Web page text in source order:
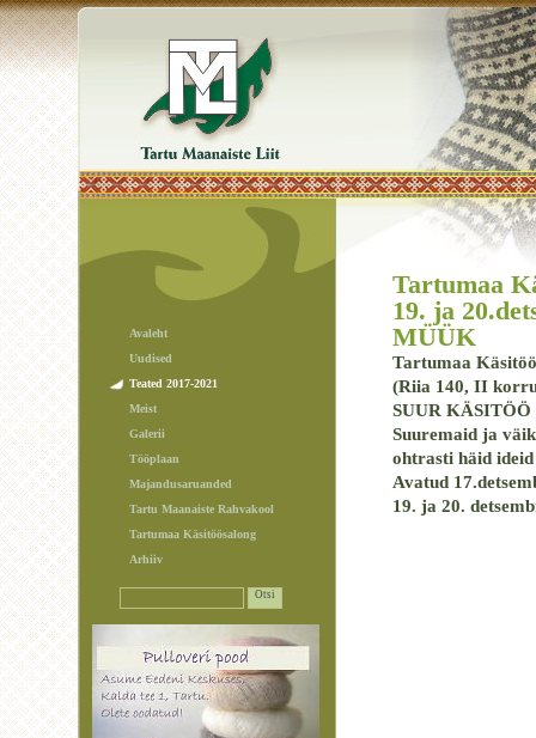
Avaleht
Uudised
Teated 2017-2021
Meist
Galerii
Tööplaan
Majandusaruanded
Tartu Maanaiste Rahvakool
Tartumaa Käsitöösalong
Arhiiv
Tartumaa
19. ja
MÜÜK
Tartumaa
(Riia 140, II
SUUR
Suuremaid ja
ohtrasti häid
Avatud
19. ja 20.